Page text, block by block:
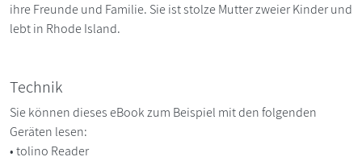
ihre Freunde und Familie. Sie ist stolze Mutter zweier Kinder und
lebt in Rhode Island.
Technik
Sie können dieses eBook zum Beispiel mit den folgenden
Geräten lesen:
• tolino Reader